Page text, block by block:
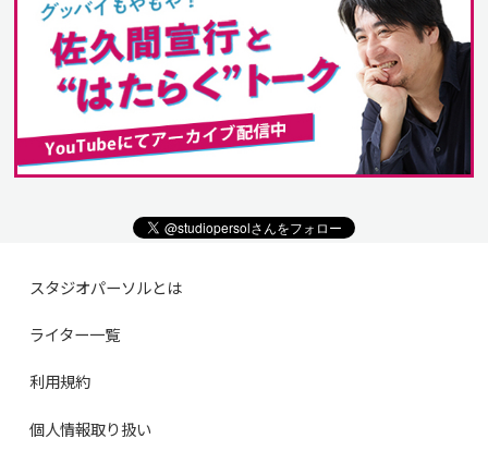
スタジオパーソルとは
ライター一覧
利用規約
個人情報取り扱い